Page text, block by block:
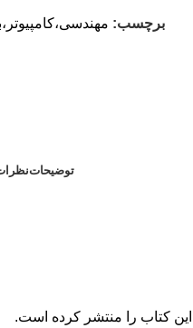
برچسب:
توضیحات
این کتاب را منتشر کرده است.